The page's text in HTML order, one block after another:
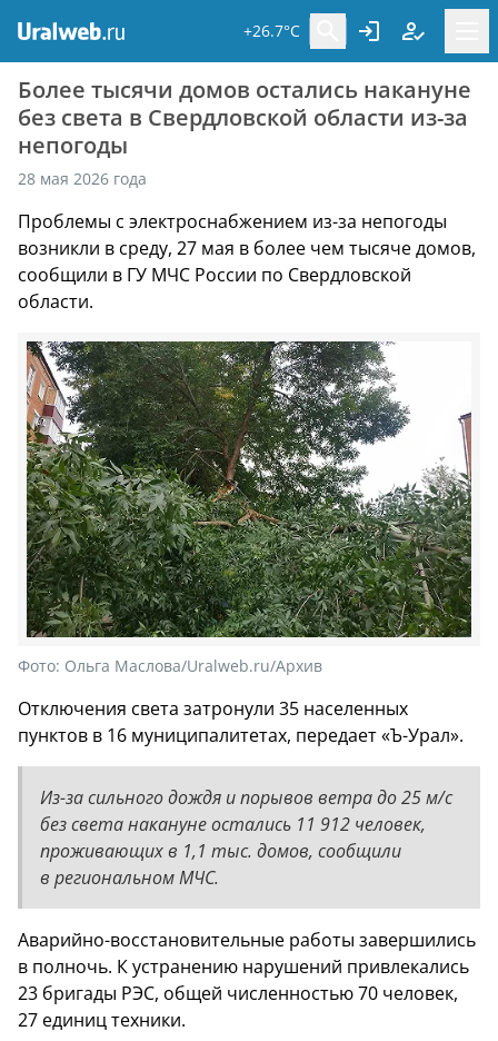
+26.7°C
Более тысячи домов остались накануне
без света в Свердловской области из-за
непогоды
28 мая 2026 года
Проблемы с электроснабжением из-за непогоды
возникли в среду, 27 мая в более чем тысяче домов,
сообщили в ГУ МЧС России по Свердловской
области.
Фото: Ольга Маслова/Uralweb.ru/Архив
Отключения света затронули 35 населенных
пунктов в 16 муниципалитетах, передает «Ъ-Урал».
Из-за сильного дождя и порывов ветра до 25 м/с
без света накануне остались 11 912 человек,
проживающих в 1,1 тыс. домов, сообщили
в региональном МЧС.
Аварийно-восстановительные работы завершились
в полночь. К устранению нарушений привлекались
23 бригады РЭС, общей численностью 70 человек,
27 единиц техники.